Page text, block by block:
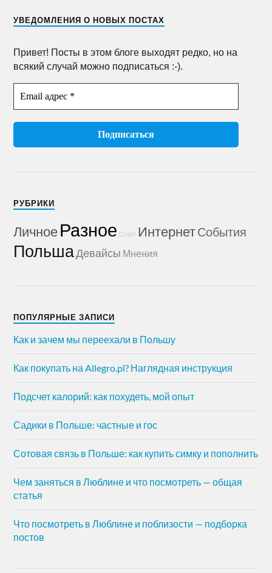
УВЕДОМЛЕНИЯ О НОВЫХ ПОСТАХ
Привет! Посты в этом блоге выходят редко, но на
всякий случай можно подписаться :-).
РУБРИКИ
ЛичноеРазное Софт ИнтернетСобытия
Польша Девайсы Мнения
ПОПУЛЯРНЫЕ ЗАПИСИ
Как и зачем мы переехали в Польшу
Как покупать на Allegro.pl? Наглядная инструкция
Подсчет калорий: как похудеть, мой опыт
Садики в Польше: частные и гос
Сотовая связь в Польше: как купить симку и пополнить
Чем заняться в Люблине и что посмотреть — общая
статья
Что посмотреть в Люблине и поблизости — подборка
постов